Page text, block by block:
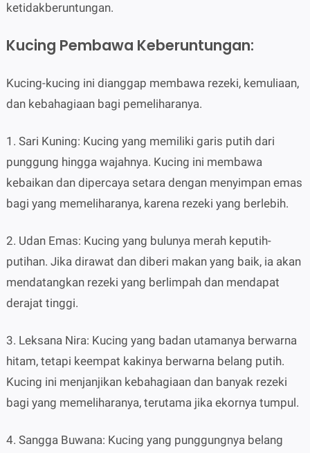
ketidakberuntungan.
Kucing Pembawa Keberuntungan:
Kucing-kucing ini dianggap membawa rezeki, kemuliaan,
dan kebahagiaan bagi pemeliharanya.
1. Sari Kuning: Kucing yang memiliki garis putih dari
punggung hingga wajahnya. Kucing ini membawa
kebaikan dan dipercaya setara dengan menyimpan emas
bagi yang memeliharanya, karena rezeki yang berlebih.
2. Udan Emas: Kucing yang bulunya merah keputih-
putihan. Jika dirawat dan diberi makan yang baik, ia akan
mendatangkan rezeki yang berlimpah dan mendapat
derajat tinggi.
3. Leksana Nira: Kucing yang badan utamanya berwarna
hitam, tetapi keempat kakinya berwarna belang putih.
Kucing ini menjanjikan kebahagiaan dan banyak rezeki
bagi yang memeliharanya, terutama jika ekornya tumpul.
4. Sangga Buwana: Kucing yang punggungnya belang